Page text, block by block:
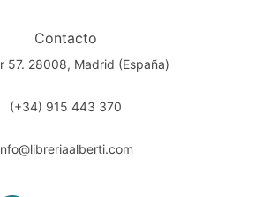
Contacto
57. 28008, Madrid (España)
(+34) 915 443 370